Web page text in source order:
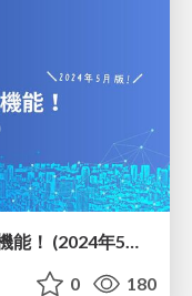
個人的、Kubernetes の最新注目機能！ (2024年5月版)
0 180